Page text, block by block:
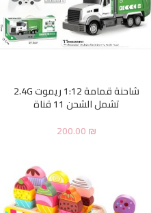
شاحنة قمامة 1:12 ريموت 2.4G
تشمل الشحن 11 قناة
200.00₪